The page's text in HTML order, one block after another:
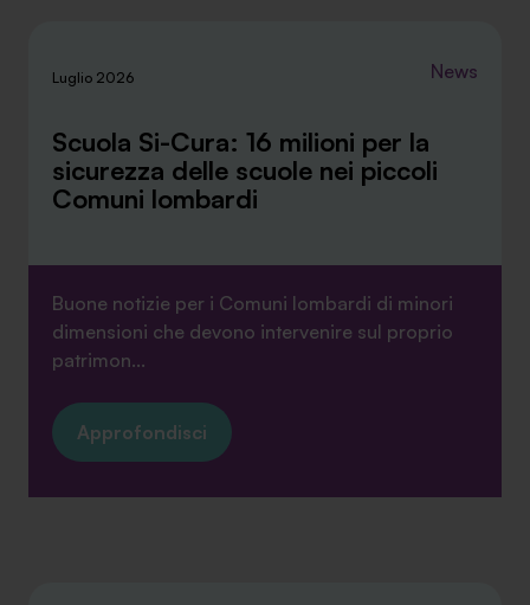
Luglio 2026 News
Scuola Si-Cura: 16 milioni per la
sicurezza delle scuole nei piccoli
Comuni lombardi
Buone notizie per i Comuni lombardi di minori
dimensioni che devono intervenire sul proprio
patrimon...
Approfondisci